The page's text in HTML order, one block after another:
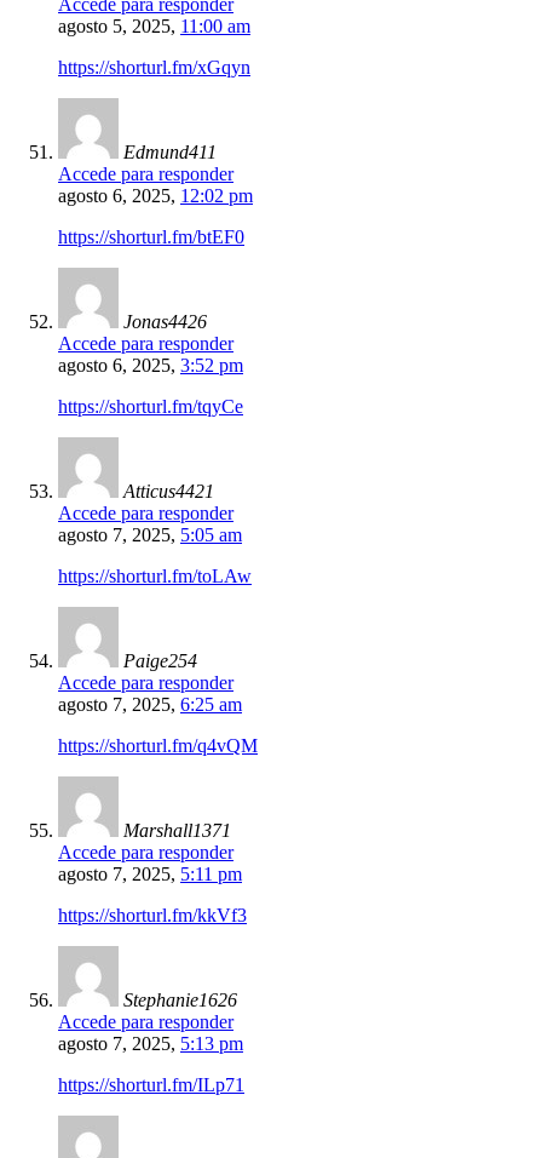
Accede para responder
agosto 5, 2025, 11:00 am
https://shorturl.fm/xGqyn
Edmund411
Accede para responder
agosto 6, 2025, 12:02 pm
https://shorturl.fm/btEF0
Jonas4426
Accede para responder
agosto 6, 2025, 3:52 pm
https://shorturl.fm/tqyCe
Atticus4421
Accede para responder
agosto 7, 2025, 5:05 am
https://shorturl.fm/toLAw
Paige254
Accede para responder
agosto 7, 2025, 6:25 am
https://shorturl.fm/q4vQM
Marshall1371
Accede para responder
agosto 7, 2025, 5:11 pm
https://shorturl.fm/kkVf3
Stephanie1626
Accede para responder
agosto 7, 2025, 5:13 pm
https://shorturl.fm/ILp71